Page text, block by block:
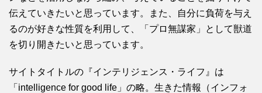
伝えていきたいと思っています。また、自分に負荷を与え
るのが好きな性質を利用して、「プロ無謀家」として獣道
を切り開きたいと思っています。
サイトタイトルの『インテリジェンス・ライフ』は
「intelligence for good life」の略。生きた情報（インフォ